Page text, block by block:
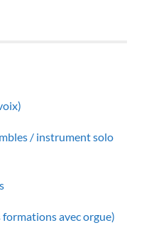
/ instrument solo
avec orgue)